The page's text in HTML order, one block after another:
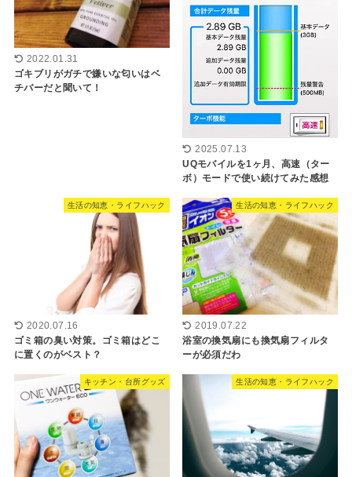
2022.01.31
ゴキブリがガチで嫌いな匂いはベ
チバーだと聞いて！
2025.07.13
UQモバイルを1ヶ月、高速（ター
ボ）モードで使い続けてみた感想
生活の知恵・ライフハック
2020.07.16
ゴミ箱の臭い対策。ゴミ箱はどこ
に置くのがベスト？
生活の知恵・ライフハック
2019.07.22
浴室の換気扇にも換気扇フィルタ
ーが必須だわ
キッチン・台所グッズ 生活の知恵・ライフハック